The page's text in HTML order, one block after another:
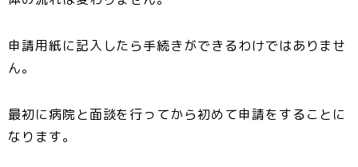
申請用紙に記入したら手続きができるわけではありませ
ん。
最初に病院と面談を行ってから初めて申請をすることに
なります。